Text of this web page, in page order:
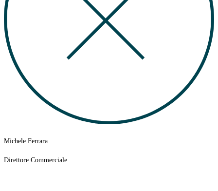
Michele Ferrara
Direttore Commerciale